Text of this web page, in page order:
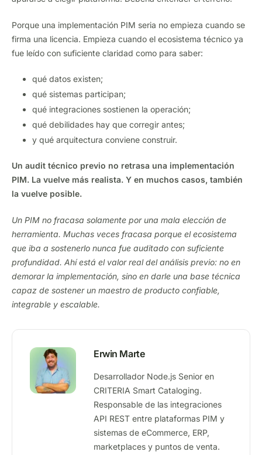
Porque una implementación PIM seria no empieza cuando se
firma una licencia. Empieza cuando el ecosistema técnico ya
fue leído con suficiente claridad como para saber:
qué datos existen;
qué sistemas participan;
qué integraciones sostienen la operación;
qué debilidades hay que corregir antes;
y qué arquitectura conviene construir.
Un audit técnico previo no retrasa una implementación
PIM. La vuelve más realista. Y en muchos casos, también
la vuelve posible.
Un PIM no fracasa solamente por una mala elección de
herramienta. Muchas veces fracasa porque el ecosistema
que iba a sostenerlo nunca fue auditado con suficiente
profundidad. Ahí está el valor real del análisis previo: no en
demorar la implementación, sino en darle una base técnica
capaz de sostener un maestro de producto confiable,
integrable y escalable.
Erwin Marte
Desarrollador Node.js Senior en
CRITERIA Smart Cataloging.
Responsable de las integraciones
API REST entre plataformas PIM y
sistemas de eCommerce, ERP,
marketplaces y puntos de venta.